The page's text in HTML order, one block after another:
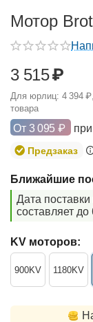
Мотор
3 515₽
Для юрлиц: 4 394 ₽
товара
От 3 095 ₽
Предзаказ
Ближайшие
Дата
составляет до
KV моторов:
900KV 1180KV